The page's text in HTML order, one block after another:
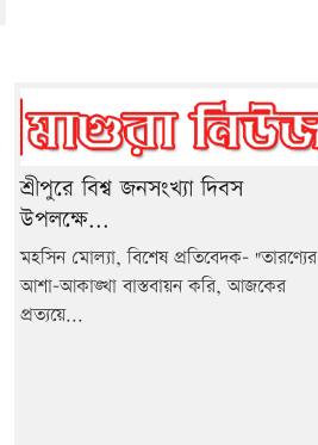
শ্রীপুরে বিশ্ব জনসংখ্যা দিবস
উপলক্ষে...
মহসিন মোল্যা, বিশেষ প্রতিবেদক- "তারণ্যের
আশা-আকাঙ্খা বাস্তবায়ন করি, আজকের
প্রত্যয়ে...